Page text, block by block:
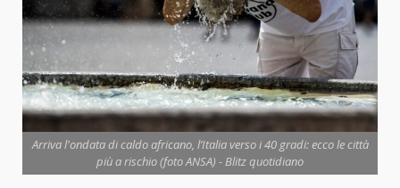
Arriva l'ondata di caldo africano, l’Italia verso i 40 gradi: ecco le città
più a rischio (foto ANSA) - Blitz quotidiano